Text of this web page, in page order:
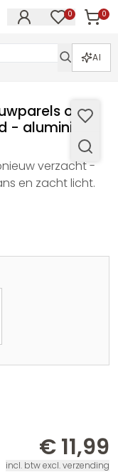
0 0
AI
op
- aluminium
verzacht -
en zacht licht.
€ 11,99
incl. btw excl. verzending